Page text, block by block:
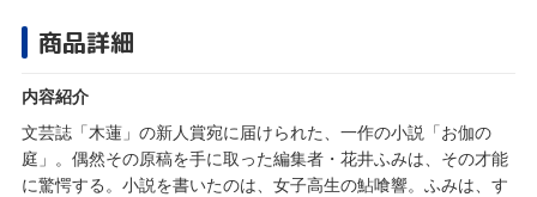
商品詳細
内容紹介
文芸誌「木蓮」の新人賞宛に届けられた、一作の小説「お伽の
庭」。偶然その原稿を手に取った編集者・花井ふみは、その才能
に驚愕する。小説を書いたのは、女子高生の鮎喰響。ふみは、す